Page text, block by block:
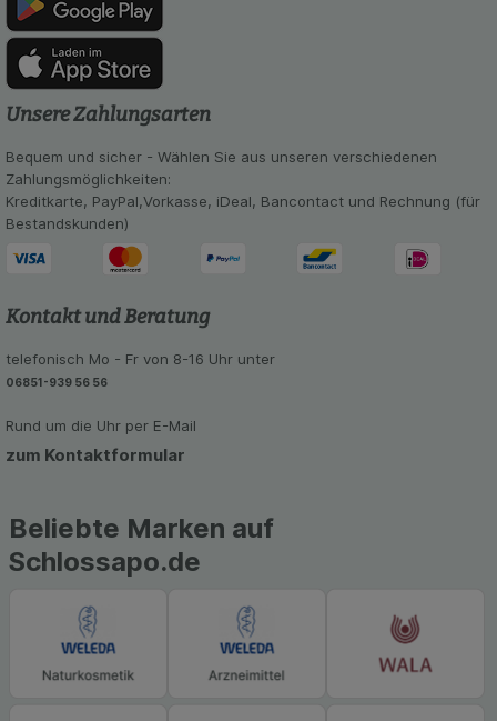
anzuzeigen und unser Partnerprogramm zu
betreiben.
Statistik & Tracking:
Informationen über die Art und Weise der Nutzung
unserer Website sammeln, mit deren Hilfe wir
den Inhalt auf unserer Website aber auch die
Werbung auf Drittseiten möglichst relevant für Sie
zu gestalten. Bitte beachten Sie, dass Daten
hierfür teilweise an Dritte wie z.B. Google oder
soziale Medien übertragen werden.
Unsere Zahlungsarten
Bequem und sicher - Wählen Sie aus unseren verschiedenen
Zahlungsmöglichkeiten:
Kreditkarte, PayPal,Vorkasse, iDeal, Bancontact und Rechnung (für
Bestandskunden)
Kontakt und Beratung
telefonisch Mo - Fr von 8-16 Uhr unter
06851-939 56 56
Rund um die Uhr per E-Mail
zum Kontaktformular
Beliebte Marken auf
Schlossapo.de